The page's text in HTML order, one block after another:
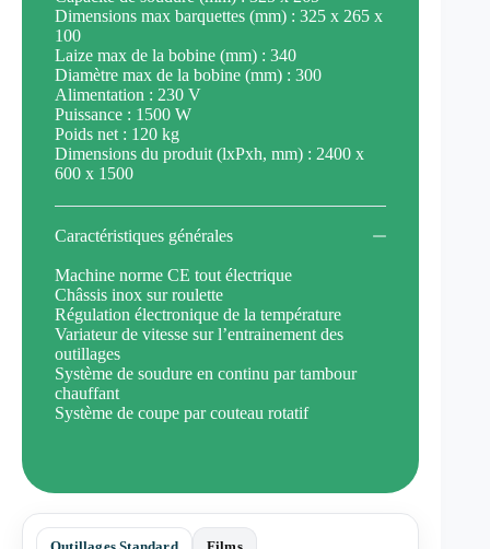
Dimensions max barquettes (mm) : 325 x 265 x
100
Laize max de la bobine (mm) : 340
Diamètre max de la bobine (mm) : 300
Alimentation : 230 V
Puissance : 1500 W
Poids net : 120 kg
Dimensions du produit (lxPxh, mm) : 2400 x
600 x 1500
Caractéristiques générales
Machine norme CE tout électrique
Châssis inox sur roulette
Régulation électronique de la température
Variateur de vitesse sur l’entrainement des
outillages
Système de soudure en continu par tambour
chauffant
Système de coupe par couteau rotatif